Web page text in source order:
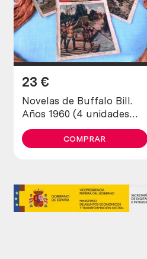
Novelas de Buffalo Bill.
Años 1960 (4 unidades
diferentes)
23 €
COMPRAR